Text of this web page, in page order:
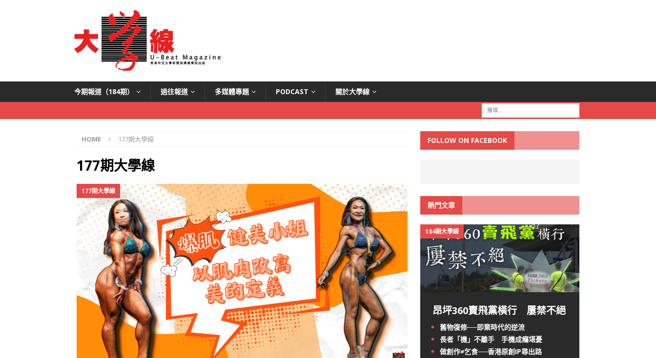
今期報道（184期） 過往報道 多媒體專題 PODCAST 關於大學線
HOME 177期大學線
177期大學線
177期大學線
FOLLOW ON FACEBOOK
熱門文章
184期大學線
昂坪360賣飛黨橫行 屢禁不絕
舊物復修──即棄時代的逆流
長者「機」不離手 手機成癮堪憂
做創作≠乞食──香港原創IP尋出路